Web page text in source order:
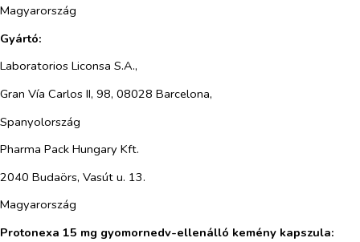
Magyarország
Gyártó:
Laboratorios Liconsa S.A.,
Gran Vía Carlos II, 98, 08028 Barcelona,
Spanyolország
Pharma Pack Hungary Kft.
2040 Budaörs, Vasút u. 13.
Magyarország
Protonexa 15 mg gyomornedv-ellenálló kemény kapszula: